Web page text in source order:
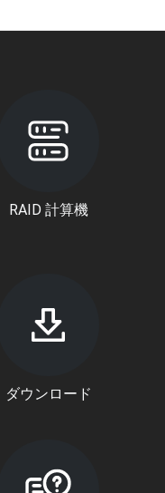
RAID 計算機
ダウンロード